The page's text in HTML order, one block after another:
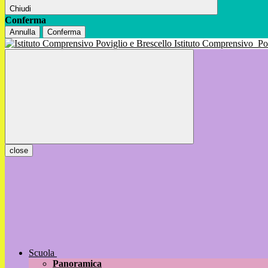
Chiudi
Conferma
Annulla Conferma
Istituto Comprensivo
close
Scuola
Panoramica